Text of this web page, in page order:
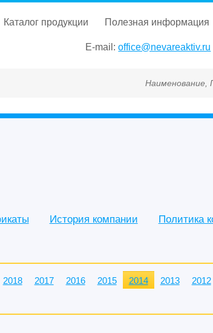
каталог продукции полезная информация
E-mail: office@nevareaktiv.ru
Наименование, ГОСТ, ТУ, ГСО,
История компании Политика
2018 2017 2016 2015 2014 2013 2012